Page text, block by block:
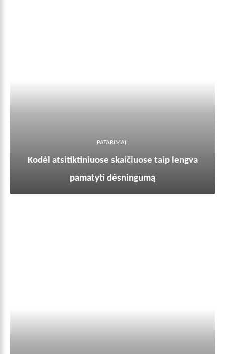
PATARIMAI
Kodėl atsitiktiniuose skaičiuose taip lengva
pamatyti dėsningumą